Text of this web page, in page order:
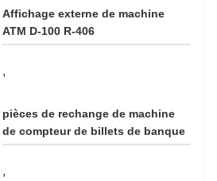
Affichage externe de machine
ATM D-100 R-406
,
pièces de rechange de machine
de compteur de billets de banque
,